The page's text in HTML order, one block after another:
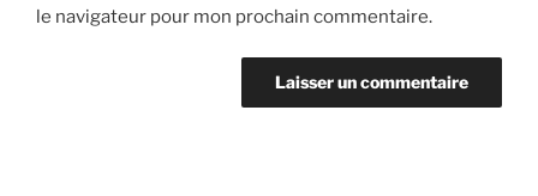
le navigateur pour mon prochain commentaire.